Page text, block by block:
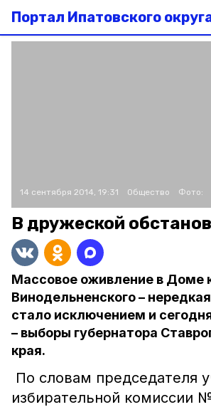
Портал Ипатовского
14 сентября 2014, 19:31 Общество Фото:
В дружеской
Массовое оживление в Доме
Винодельненского –
стало исключением и
– выборы губернатора
края.
По словам председателя
избирательной комиссии